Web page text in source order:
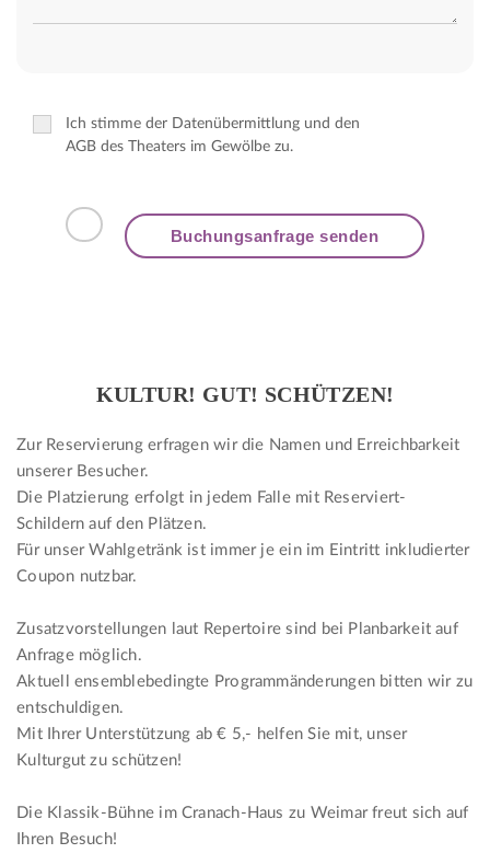
Ich stimme der Datenübermittlung und den
AGB des Theaters im Gewölbe zu.
KULTUR! GUT! SCHÜTZEN!
Zur Reservierung erfragen wir die Namen und Erreichbarkeit
unserer Besucher.
Die Platzierung erfolgt in jedem Falle mit Reserviert-
Schildern auf den Plätzen.
Für unser Wahlgetränk ist immer je ein im Eintritt inkludierter
Coupon nutzbar.
Zusatzvorstellungen laut Repertoire sind bei Planbarkeit auf
Anfrage möglich.
Aktuell ensemblebedingte Programmänderungen bitten wir zu
entschuldigen.
Mit Ihrer Unterstützung ab € 5,- helfen Sie mit, unser
Kulturgut zu schützen!
Die Klassik-Bühne im Cranach-Haus zu Weimar freut sich auf
Ihren Besuch!